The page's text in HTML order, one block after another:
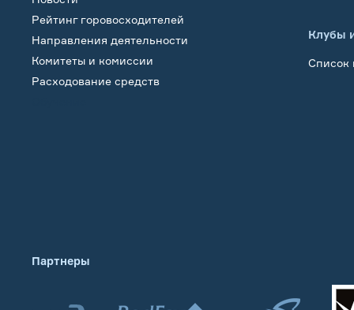
Рейтинг горовосходителей
Направления деятельности
Комитеты и комиссии
Расходование средств
Клубы
Список
Партнеры